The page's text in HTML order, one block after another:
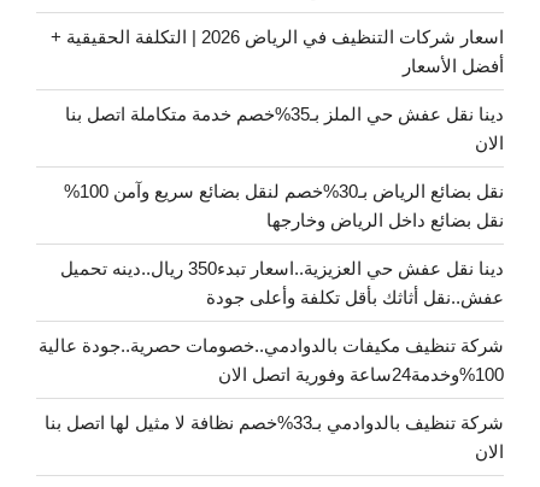
اسعار شركات التنظيف في الرياض 2026 | التكلفة الحقيقية +
أفضل الأسعار
دينا نقل عفش حي الملز بـ35%خصم خدمة متكاملة اتصل بنا
الان
نقل بضائع الرياض بـ30%خصم لنقل بضائع سريع وآمن 100%
نقل بضائع داخل الرياض وخارجها
دينا نقل عفش حي العزيزية..اسعار تبدء350 ريال..دينه تحميل
عفش..نقل أثاثك بأقل تكلفة وأعلى جودة
شركة تنظيف مكيفات بالدوادمي..خصومات حصرية..جودة عالية
100%وخدمة24ساعة وفورية اتصل الان
شركة تنظيف بالدوادمي بـ33%خصم نظافة لا مثيل لها اتصل بنا
الان